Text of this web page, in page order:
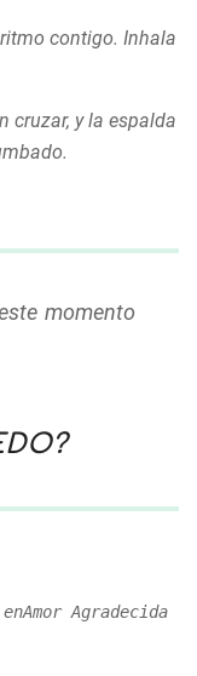
contigo. Inhala
cruzar, y la espalda
momento
Agradecida